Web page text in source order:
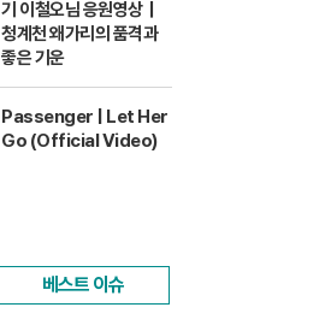
기 이철오님 응원영상｜
청계천 왜가리의 품격과
좋은 기운
Passenger | Let Her
Go (Official Video)
베스트 이슈